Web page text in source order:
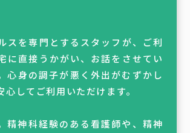
スを専門とするスタッフが、ご利
に直接うかがい、お話をさせてい
心身の調子が悪く外出がむずかし
心してご利用いただけます。
精神科経験のある看護師や、精神